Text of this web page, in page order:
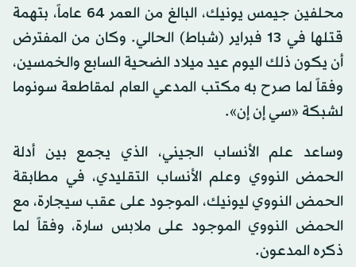
محلفين جيمس يونيك، البالغ من العمر 64 عاماً، بتهمة
قتلها في 13 فبراير (شباط) الحالي. وكان من المفترض
أن يكون ذلك اليوم عيد ميلاد الضحية السابع والخمسين،
وفقاً لما صرح به مكتب المدعي العام لمقاطعة سونوما
لشبكة «سي إن إن».
وساعد علم الأنساب الجيني، الذي يجمع بين أدلة
الحمض النووي وعلم الأنساب التقليدي، في مطابقة
الحمض النووي ليونيك، الموجود على عقب سيجارة، مع
الحمض النووي الموجود على ملابس سارة، وفقاً لما
ذكره المدعون.